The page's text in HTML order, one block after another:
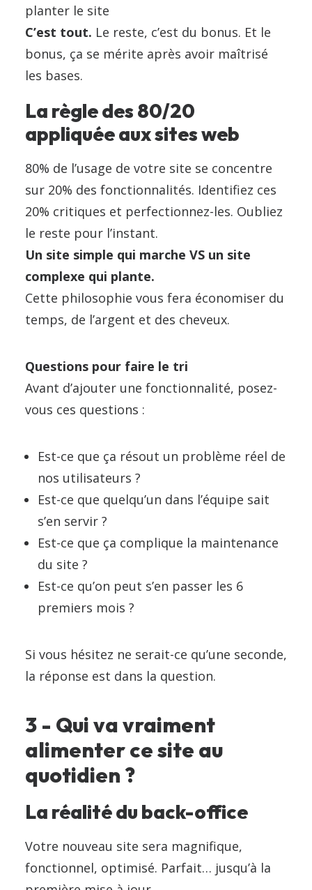
planter le site
C’est tout. Le reste, c’est du bonus. Et le
bonus, ça se mérite après avoir maîtrisé
les bases.
La règle des 80/20
appliquée aux sites web
80% de l’usage de votre site se concentre
sur 20% des fonctionnalités. Identifiez ces
20% critiques et perfectionnez-les. Oubliez
le reste pour l’instant.
Un site simple qui marche VS un site
complexe qui plante.
Cette philosophie vous fera économiser du
temps, de l’argent et des cheveux.
Questions pour faire le tri
Avant d’ajouter une fonctionnalité, posez-
vous ces questions :
Est-ce que ça résout un problème réel de
nos utilisateurs ?
Est-ce que quelqu’un dans l’équipe sait
s’en servir ?
Est-ce que ça complique la maintenance
du site ?
Est-ce qu’on peut s’en passer les 6
premiers mois ?
Si vous hésitez ne serait-ce qu’une seconde,
la réponse est dans la question.
3 - Qui va vraiment
alimenter ce site au
quotidien ?
La réalité du back-office
Votre nouveau site sera magnifique,
fonctionnel, optimisé. Parfait… jusqu’à la